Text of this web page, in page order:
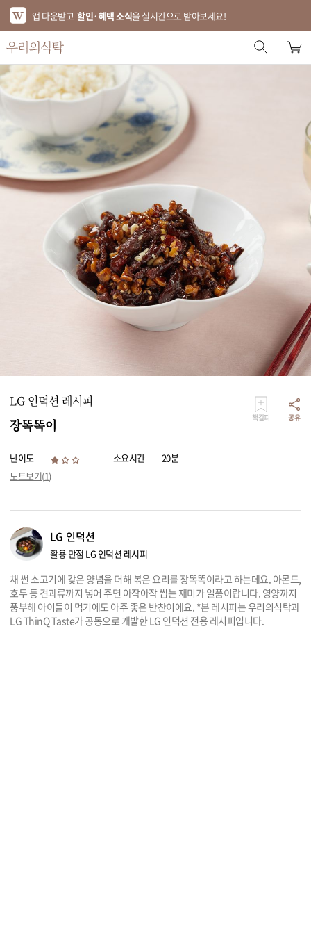
앱 다운받고 할인·혜택 소식을 실시간으로 받아보세요!
스토어 홈
에디터 추천
한정특가
베스트
기획전
브랜드
푸드
키친
리빙
LG 인덕션 레시피
장똑똑이 책갈피 공유
난이도 소요시간
20분
노트보기(1)
LG 인덕션
활용 만점 LG 인덕션 레시피
채 썬 소고기에 갖은 양념을 더해 볶은 요리를 장똑똑이라고 하는데요. 아몬드,
호두 등 견과류까지 넣어 주면 아작아작 씹는 재미가 일품이랍니다. 영양까지
풍부해 아이들이 먹기에도 아주 좋은 반찬이에요. *본 레시피는 우리의식탁과
LG ThinQ Taste가 공동으로 개발한 LG 인덕션 전용 레시피입니다.